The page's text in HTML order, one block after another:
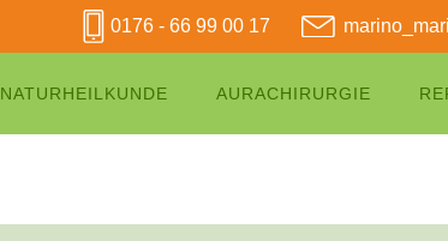
0176 - 66 99 00 17
NATURHEILKUNDE AURACHIRURGIE